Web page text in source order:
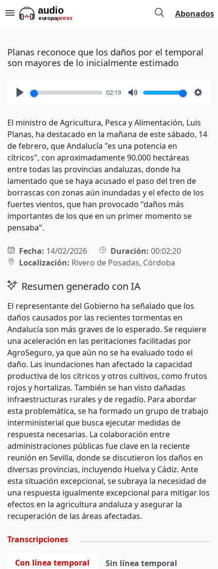
Abonados
Planas reconoce que los daños por el temporal
son mayores de lo inicialmente estimado
02:19
El ministro de Agricultura, Pesca y Alimentación, Luis
Planas, ha destacado en la mañana de este sábado, 14
de febrero, que Andalucía "es una potencia en
cítricos", con aproximadamente 90.000 hectáreas
entre todas las provincias andaluzas, donde ha
lamentado que se haya acusado el paso del tren de
borrascas con zonas aún inundadas y el efecto de los
fuertes vientos, que han provocado "daños más
importantes de los que en un primer momento se
pensaba".
Fecha: 14/02/2026 Duración: 00:02:20
Localización: Rivero de Posadas, Córdoba
Resumen generado con IA
El representante del Gobierno ha señalado que los
daños causados por las recientes tormentas en
Andalucía son más graves de lo esperado. Se requiere
una aceleración en las peritaciones facilitadas por
AgroSeguro, ya que aún no se ha evaluado todo el
daño. Las inundaciones han afectado la capacidad
productiva de los cítricos y otros cultivos, como frutos
rojos y hortalizas. También se han visto dañadas
infraestructuras rurales y de regadío. Para abordar
esta problemática, se ha formado un grupo de trabajo
interministerial que busca ejecutar medidas de
respuesta necesarias. La colaboración entre
administraciones públicas fue clave en la reciente
reunión en Sevilla, donde se discutieron los daños en
diversas provincias, incluyendo Huelva y Cádiz. Ante
esta situación excepcional, se subraya la necesidad de
una respuesta igualmente excepcional para mitigar los
efectos en la agricultura andaluza y asegurar la
recuperación de las áreas afectadas.
Transcripciones
Con línea temporal Sin línea temporal